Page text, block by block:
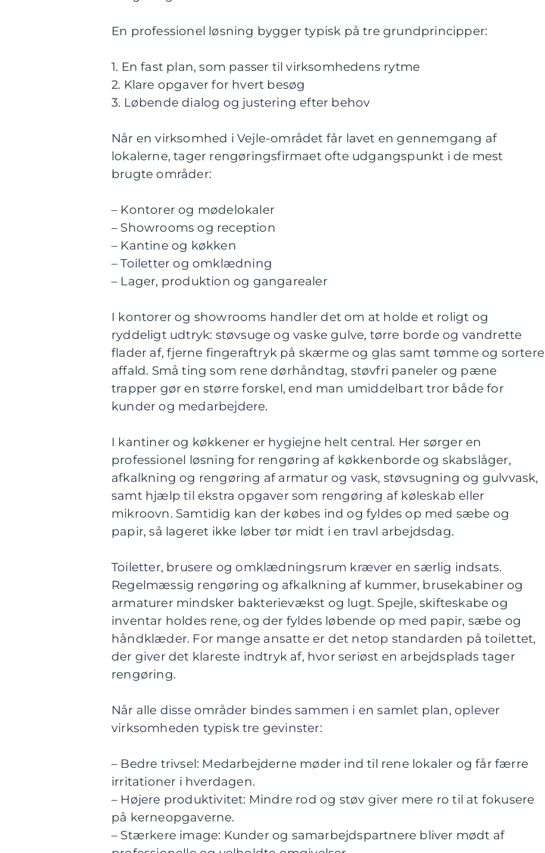
En professionel løsning bygger typisk på tre grundprincipper:
1. En fast plan, som passer til virksomhedens rytme
2. Klare opgaver for hvert besøg
3. Løbende dialog og justering efter behov
Når en virksomhed i Vejle-området får lavet en gennemgang af
lokalerne, tager rengøringsfirmaet ofte udgangspunkt i de mest
brugte områder:
– Kontorer og mødelokaler
– Showrooms og reception
– Kantine og køkken
– Toiletter og omklædning
– Lager, produktion og gangarealer
I kontorer og showrooms handler det om at holde et roligt og
ryddeligt udtryk: støvsuge og vaske gulve, tørre borde og vandrette
flader af, fjerne fingeraftryk på skærme og glas samt tømme og sortere
affald. Små ting som rene dørhåndtag, støvfri paneler og pæne
trapper gør en større forskel, end man umiddelbart tror både for
kunder og medarbejdere.
I kantiner og køkkener er hygiejne helt central. Her sørger en
professionel løsning for rengøring af køkkenborde og skabslåger,
afkalkning og rengøring af armatur og vask, støvsugning og gulvvask,
samt hjælp til ekstra opgaver som rengøring af køleskab eller
mikroovn. Samtidig kan der købes ind og fyldes op med sæbe og
papir, så lageret ikke løber tør midt i en travl arbejdsdag.
Toiletter, brusere og omklædningsrum kræver en særlig indsats.
Regelmæssig rengøring og afkalkning af kummer, brusekabiner og
armaturer mindsker bakterievækst og lugt. Spejle, skifteskabe og
inventar holdes rene, og der fyldes løbende op med papir, sæbe og
håndklæder. For mange ansatte er det netop standarden på toilettet,
der giver det klareste indtryk af, hvor seriøst en arbejdsplads tager
rengøring.
Når alle disse områder bindes sammen i en samlet plan, oplever
virksomheden typisk tre gevinster:
– Bedre trivsel: Medarbejderne møder ind til rene lokaler og får færre
irritationer i hverdagen.
– Højere produktivitet: Mindre rod og støv giver mere ro til at fokusere
på kerneopgaverne.
– Stærkere image: Kunder og samarbejdspartnere bliver mødt af